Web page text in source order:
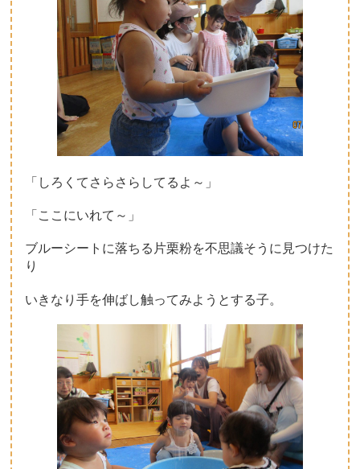
「しろくてさらさらしてるよ～」
「ここにいれて～」
ブルーシートに落ちる片栗粉を不思議そうに見つけた
り
いきなり手を伸ばし触ってみようとする子。